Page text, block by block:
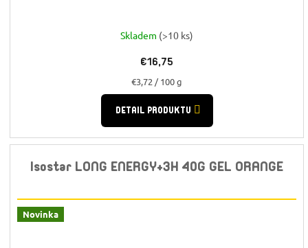
Skladem (>10 ks)
€16,75
Jednotková
cena:
€3,72 / 100 g
DETAIL PRODUKTU
Isostar LONG ENERGY+3H 40G GEL ORANGE
Novinka